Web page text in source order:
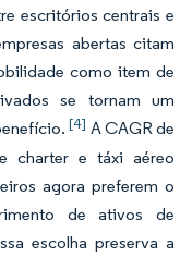
escritórios centrais e
abertas citam
como item de
se tornam um
[4] A CAGR de
charter e táxi aéreo
agora preferem o
de ativos de
escolha preserva a